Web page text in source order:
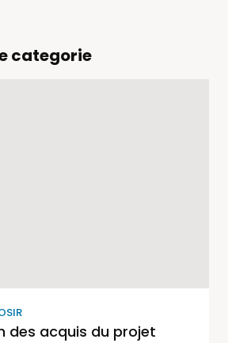
categorie
des acquis du projet